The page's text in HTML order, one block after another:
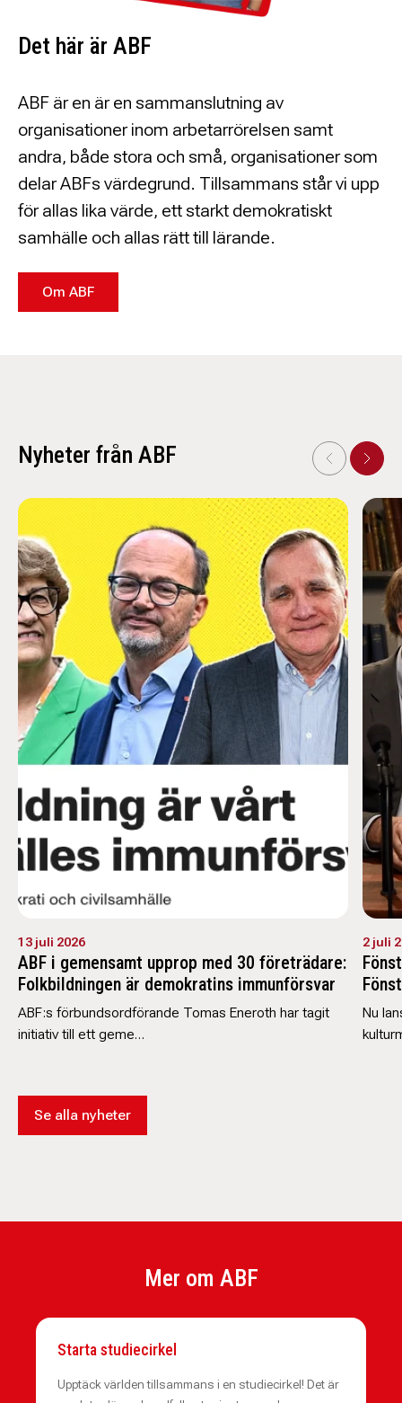
Det här är ABF
ABF är en är en sammanslutning av
organisationer inom arbetarrörelsen samt
andra, både stora och små, organisationer som
delar ABFs värdegrund. Tillsammans står vi upp
för allas lika värde, ett starkt demokratiskt
samhälle och allas rätt till lärande.
Om ABF
Nyheter från ABF
13 juli 2026
ABF i gemensamt upprop med 30 företrädare:
Folkbildningen är demokratins immunförsvar
ABF:s förbundsordförande Tomas Eneroth har tagit
initiativ till ett geme…
2 juli
Nu
Se alla nyheter
Mer om ABF
Starta studiecirkel
Upptäck världen tillsammans i en studiecirkel! Det är